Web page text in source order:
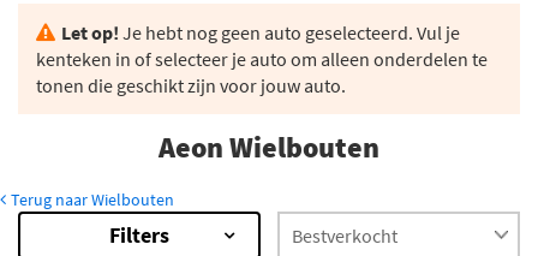
Let op! Je hebt nog geen auto geselecteerd. Vul je
kenteken in of selecteer je auto om alleen onderdelen te
tonen die geschikt zijn voor jouw auto.
Aeon Wielbouten
Terug naar Wielbouten
Resultaten
Filters